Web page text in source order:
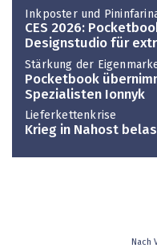
Inkposter und
CES 2026:
Designstudio für
Stärkung der
Pocketbook
Spezialisten Ionnyk
Lieferkettenkrise
Krieg in Nahost
Nach